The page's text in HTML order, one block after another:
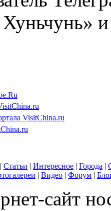
VisitChina.ru
| Статьи | Интересное | Города |
| Видео | Форум |
сайт